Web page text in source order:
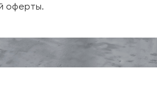
оферты.